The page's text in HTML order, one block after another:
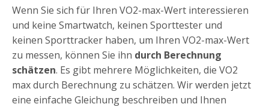
Wenn Sie sich für Ihren VO2-max-Wert interessieren
und keine Smartwatch, keinen Sporttester und
keinen Sporttracker haben, um Ihren VO2-max-Wert
zu messen, können Sie ihn durch Berechnung
schätzen. Es gibt mehrere Möglichkeiten, die VO2
max durch Berechnung zu schätzen. Wir werden jetzt
eine einfache Gleichung beschreiben und Ihnen